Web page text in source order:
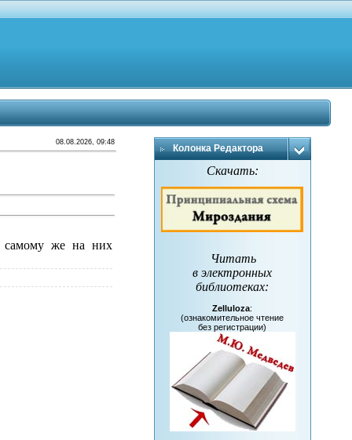
08.08.2026, 09:48
самому же на них
Колонка Редактора
Скачать:
Читать
в электронных
библиотеках:
Zelluloza:
(ознакомительное чтение
без регистрации)